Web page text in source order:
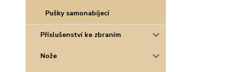
Pušky samonabíjecí
Příslušenství ke zbraním
Nože